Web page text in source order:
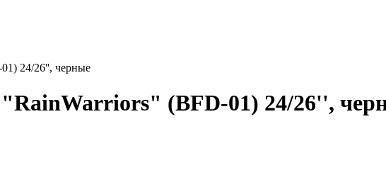
24/26'', черные
(BFD-01) 24/26'',